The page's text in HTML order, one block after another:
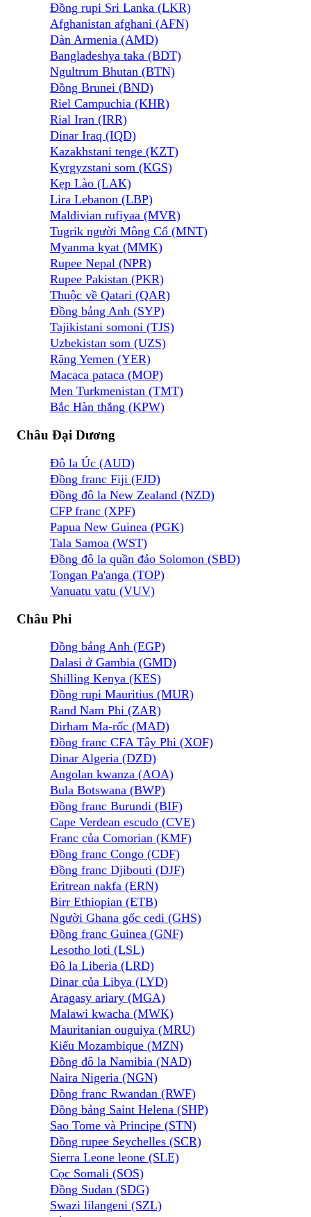
Đồng rupi Sri Lanka (LKR)
Afghanistan afghani (AFN)
Dàn Armenia (AMD)
Bangladeshya taka (BDT)
Ngultrum Bhutan (BTN)
Đồng Brunei (BND)
Riel Campuchia (KHR)
Rial Iran (IRR)
Dinar Iraq (IQD)
Kazakhstani tenge (KZT)
Kyrgyzstani som (KGS)
Kẹp Lào (LAK)
Lira Lebanon (LBP)
Maldivian rufiyaa (MVR)
Tugrik người Mông Cổ (MNT)
Myanma kyat (MMK)
Rupee Nepal (NPR)
Rupee Pakistan (PKR)
Thuộc về Qatari (QAR)
Đồng bảng Anh (SYP)
Tajikistani somoni (TJS)
Uzbekistan som (UZS)
Rặng Yemen (YER)
Macaca pataca (MOP)
Men Turkmenistan (TMT)
Bắc Hàn thắng (KPW)
Châu Đại Dương
Đô la Úc (AUD)
Đồng franc Fiji (FJD)
Đồng đô la New Zealand (NZD)
CFP franc (XPF)
Papua New Guinea (PGK)
Tala Samoa (WST)
Đồng đô la quần đảo Solomon (SBD)
Tongan Pa'anga (TOP)
Vanuatu vatu (VUV)
Châu Phi
Đồng bảng Anh (EGP)
Dalasi ở Gambia (GMD)
Shilling Kenya (KES)
Đồng rupi Mauritius (MUR)
Rand Nam Phi (ZAR)
Dirham Ma-rốc (MAD)
Đồng franc CFA Tây Phi (XOF)
Dinar Algeria (DZD)
Angolan kwanza (AOA)
Bula Botswana (BWP)
Đồng franc Burundi (BIF)
Cape Verdean escudo (CVE)
Franc của Comorian (KMF)
Đồng franc Congo (CDF)
Đồng franc Djibouti (DJF)
Eritrean nakfa (ERN)
Birr Ethiopian (ETB)
Người Ghana gốc cedi (GHS)
Đồng franc Guinea (GNF)
Lesotho loti (LSL)
Đô la Liberia (LRD)
Dinar của Libya (LYD)
Aragasy ariary (MGA)
Malawi kwacha (MWK)
Mauritanian ouguiya (MRU)
Kiểu Mozambique (MZN)
Đồng đô la Namibia (NAD)
Naira Nigeria (NGN)
Đồng franc Rwandan (RWF)
Đồng bảng Saint Helena (SHP)
Sao Tome và Principe (STN)
Đồng rupee Seychelles (SCR)
Sierra Leone leone (SLE)
Cọc Somali (SOS)
Đồng Sudan (SDG)
Swazi lilangeni (SZL)